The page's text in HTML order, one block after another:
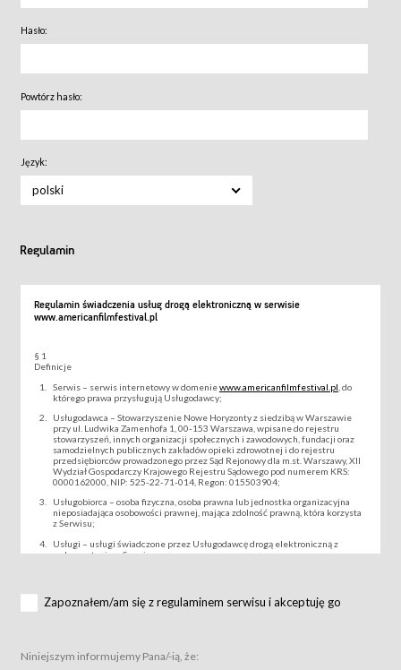
Hasło:
Powtórz hasło:
Język:
polski
Regulamin
Regulamin świadczenia usług drogą elektroniczną w serwisie
www.americanfilmfestival.pl
§ 1
Definicje
Serwis – serwis internetowy w domeniewww.americanfilmfestival.pl , do
którego prawa przysługują Usługodawcy;
Usługodawca – Stowarzyszenie Nowe Horyzonty z siedzibą w Warszawie
przy ul. Ludwika Zamenhofa 1, 00-153 Warszawa, wpisane do rejestru
stowarzyszeń, innych organizacji społecznych i zawodowych, fundacji oraz
samodzielnych publicznych zakładów opieki zdrowotnej i do rejestru
przedsiębiorców prowadzonego przez Sąd Rejonowy dla m.st. Warszawy, XII
Wydział Gospodarczy Krajowego Rejestru Sądowego pod numerem KRS:
0000162000, NIP: 525-22-71-014, Regon: 015503904;
Usługobiorca – osoba fizyczna, osoba prawna lub jednostka organizacyjna
nieposiadająca osobowości prawnej, mająca zdolność prawną, która korzysta
z Serwisu;
Usługi – usługi świadczone przez Usługodawcę drogą elektroniczną z
wykorzystaniem Serwisu;
za pośrednictwem Serwisu;
podmiotom z branży mediów i filmowej (Akredytacje);
Zapoznałem/am się z regulaminem serwisu i akceptuję go
Niniejszym informujemy Pana/-ią, że: